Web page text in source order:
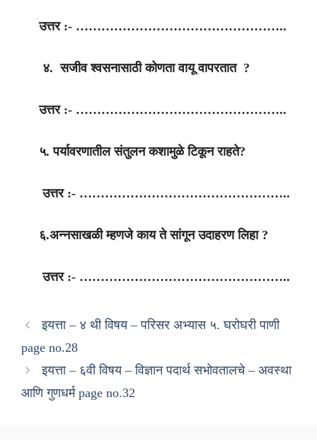
उत्तर :- …………………………………………..
४. सजीव श्वसनासाठी कोणता वायू वापरतात ?
उत्तर :- …………………………………………..
५. पर्यावरणातील संतुलन कशामुळे टिकून राहते?
उत्तर :- …………………………………………..
६.अन्नसाखळी म्हणजे काय ते सांगून उदाहरण लिहा ?
उत्तर :- …………………………………………..
इयत्ता – ४ थी विषय – परिसर अभ्यास ५. घरोघरी पाणी
page no.28
इयत्ता – ६वी विषय – विज्ञान पदार्थ सभोवतालचे – अवस्था
आणि गुणधर्म page no.32